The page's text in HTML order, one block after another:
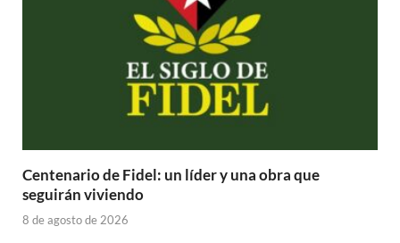
Centenario de Fidel: un líder y una obra que
seguirán viviendo
8 de agosto de 2026